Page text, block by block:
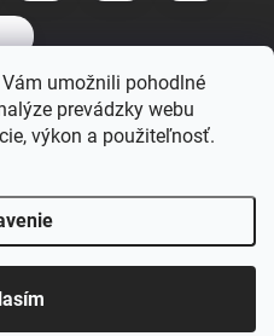
umožnili pohodlné
prevádzky webu
výkon a použiteľnosť.
. Všetky práva vyhradené.